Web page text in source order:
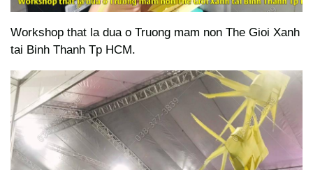
Workshop that la dua o Truong mam non The Gioi Xanh
tai Binh Thanh Tp HCM.